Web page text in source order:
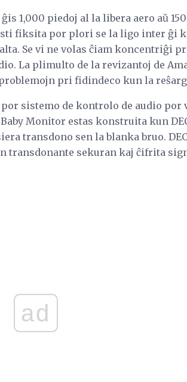
1,000 piedoj al la libera aero aŭ
fiksita por plori se la ligo inter ĝi
Se vi ne volas ĉiam koncentriĝi
La plimulto de la revizantoj de
pri fidindeco kun la
sistemo de kontrolo de audio por
Baby Monitor estas konstruita kun
transdono sen la blanka bruo.
transdonante sekuran kaj ĉifrita
ad